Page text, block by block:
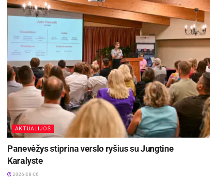
gyvūnų.
Šaltinis: Kauno rajono savivaldybė
AKTUALIJOS
Panevėžys stiprina verslo ryšius su Jungtine
Karalyste
2026-08-06